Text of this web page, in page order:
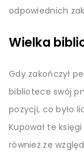
odpowiednich
Wielka
Gdy zakończył
bibliotece swój
pozycji, co było
Kupował te
również ze